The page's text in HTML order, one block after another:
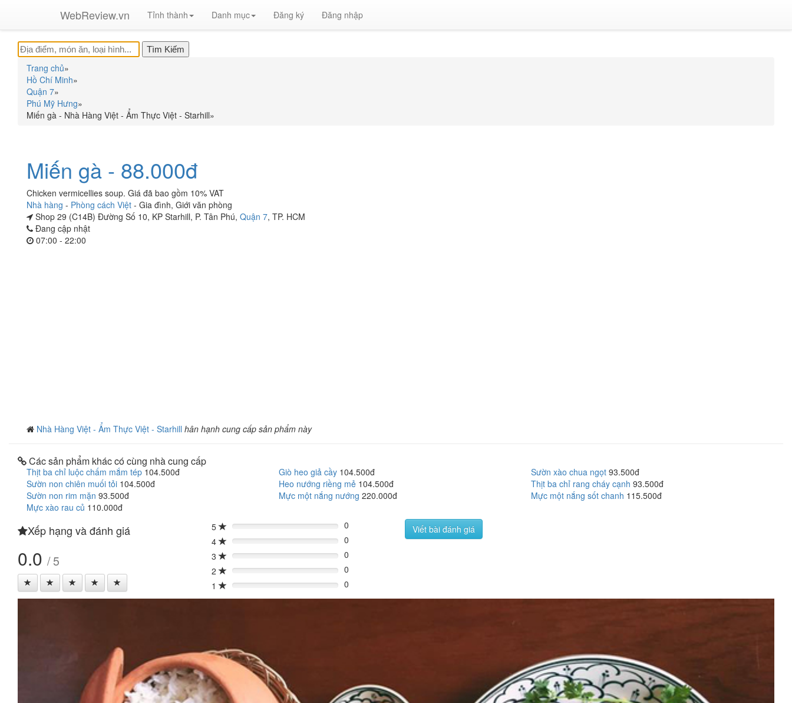
WebReview.vn Tỉnh thành Danh mục Đăng ký Đăng nhập
Trang chủ»
Hồ Chí Minh»
Quận 7»
Phú Mỹ Hưng»
Miến gà - Nhà Hàng Việt - Ẩm Thực Việt - Starhill»
Miến gà - 88.000đ
Chicken vermicellies soup. Giá đã bao gồm 10% VAT
Nhà hàng - Phòng cách Việt - Gia đình, Giới văn phòng
Shop 29 (C14B) Đường Số 10, KP Starhill, P. Tân Phú, Quận 7, TP. HCM
Đang cập nhật
07:00 - 22:00
Nhà Hàng Việt - Ẩm Thực Việt - Starhill hân hạnh cung cấp sản phẩm này
Các sản phẩm khác có cùng nhà cung cấp
Thịt ba chỉ luộc chấm mắm tép 104.500đ Giò heo giả cầy 104.500đ Sườn xào chua ngọt 93.500đ
Sườn non chiên muối tỏi 104.500đ Heo nướng riềng mẻ 104.500đ Thịt ba chỉ rang cháy cạnh 93.500đ
Sườn non rim mặn 93.500đ Mực một nắng nướng 220.000đ Mực một nắng sốt chanh 115.500đ
Mực xào rau củ 110.000đ
Xếp hạng và đánh giá
0.0 / 5
5 0%
0
4
0%
0
3
0%
0
2
0%
0
1
0% 0
Viết bài đánh giá